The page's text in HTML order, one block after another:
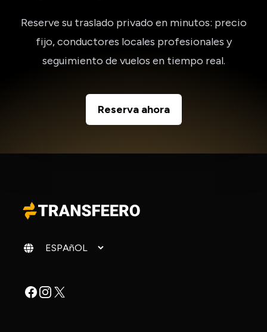
Reserve su traslado privado en minutos: precio
fijo, conductores locales profesionales y
seguimiento de vuelos en tiempo real.
Reserva ahora
Cambiar idioma
Facebook
Instagram
X